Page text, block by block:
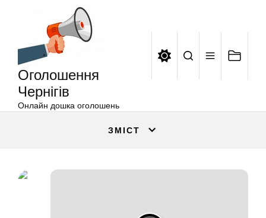
Оголошення
Чернігів
Онлайн дошка оголошень
ЗМІСТ